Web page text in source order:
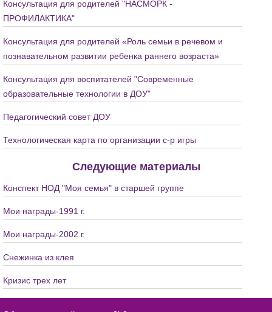
Консультация для родителей "НАСМОРК -
ПРОФИЛАКТИКА"
Консультация для родителей «Роль семьи в речевом и
познавательном развитии ребенка раннего возраста»
Консультация для воспитателей "Современные
образовательные технологии в ДОУ"
Педагогический совет ДОУ
Технологическая карта по организации с-р игры
Следующие материалы
Конспект НОД "Моя семья" в старшей группе
Мои награды-1991 г.
Мои награды-2002 г.
Снежинка из клея
Кризис трех лет